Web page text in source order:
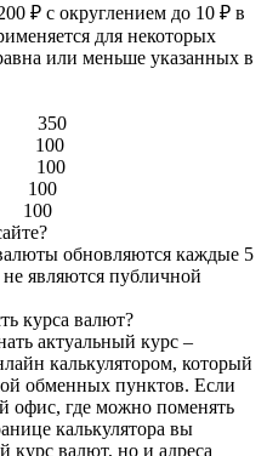
₽ с округлением до 10 ₽ в
для некоторых
или меньше указанных в
350
100
100
100
обновляются каждые 5
являются публичной
курса валют?
актуальный курс –
калькулятором, который
обменных пунктов. Если
офис, где можно поменять
калькулятора вы
курс валют, но и адреса